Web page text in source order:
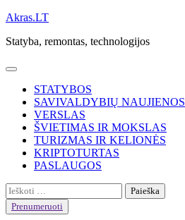
Skip
content
Akras.LT
Statyba, remontas, technologijos
STATYBOS
SAVIVALDYBIŲ NAUJIENOS
VERSLAS
ŠVIETIMAS IR MOKSLAS
TURIZMAS IR KELIONĖS
KRIPTOTURTAS
PASLAUGOS
Ieškoti:
Prenumeruoti